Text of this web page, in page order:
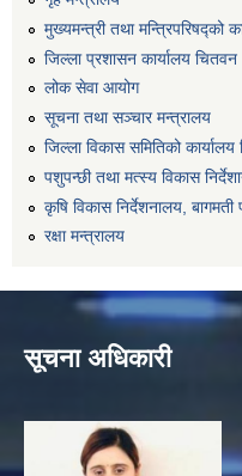
मुख्यमन्त्री तथा मन्त्रिपरिषद्को
जिल्ला प्रशासन कार्यालय चितवन
लोक सेवा आयोग
सूचना तथा सञ्चार मन्त्रालय
जिल्ला विकास समितिको
पशुपन्छी तथा मत्स्य विकास
कृषि विकास निर्देशनालय, बागमती
रक्षा मन्त्रालय
सूचना अधिकारी